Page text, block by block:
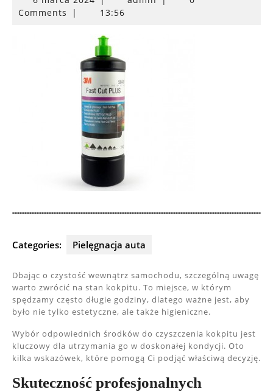
marca
Comments
| 13:56
Categories: Pielęgnacja auta
Dbając o czystość wewnątrz samochodu, szczególną uwagę
warto zwrócić na stan kokpitu. To miejsce, w którym
spędzamy często długie godziny, dlatego ważne jest, aby
było nie tylko estetyczne, ale także higieniczne.
Wybór odpowiednich środków do czyszczenia kokpitu jest
kluczowy dla utrzymania go w doskonałej kondycji. Oto
kilka wskazówek, które pomogą Ci podjąć właściwą decyzję.
Skuteczność profesjonalnych